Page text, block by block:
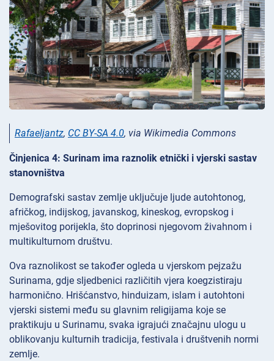
Rafaeljantz, CC BY-SA 4.0, via Wikimedia Commons
Činjenica 4: Surinam ima raznolik etnički i vjerski sastav
stanovništva
Demografski sastav zemlje uključuje ljude autohtonog,
afričkog, indijskog, javanskog, kineskog, evropskog i
mješovitog porijekla, što doprinosi njegovom živahnom i
multikulturnom društvu.
Ova raznolikost se također ogleda u vjerskom pejzažu
Surinama, gdje sljedbenici različitih vjera koegzistiraju
harmonično. Hrišćanstvo, hinduizam, islam i autohtoni
vjerski sistemi među su glavnim religijama koje se
praktikuju u Surinamu, svaka igrajući značajnu ulogu u
oblikovanju kulturnih tradicija, festivala i društvenih normi
zemlje.